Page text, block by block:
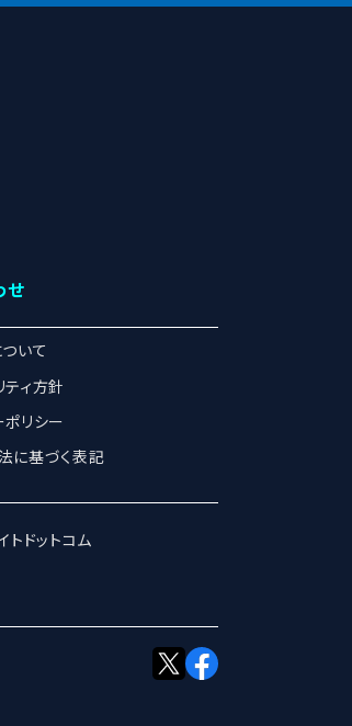
せ
いて
ティ方針
ポリシー
に基づく表記
トドットコム